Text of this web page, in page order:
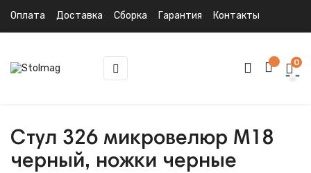
Оплата Доставка Сборка Гарантия Контакты
Toggle
navigation
☰ 0
Стул 326 микровелюр M18
черный, ножки черные